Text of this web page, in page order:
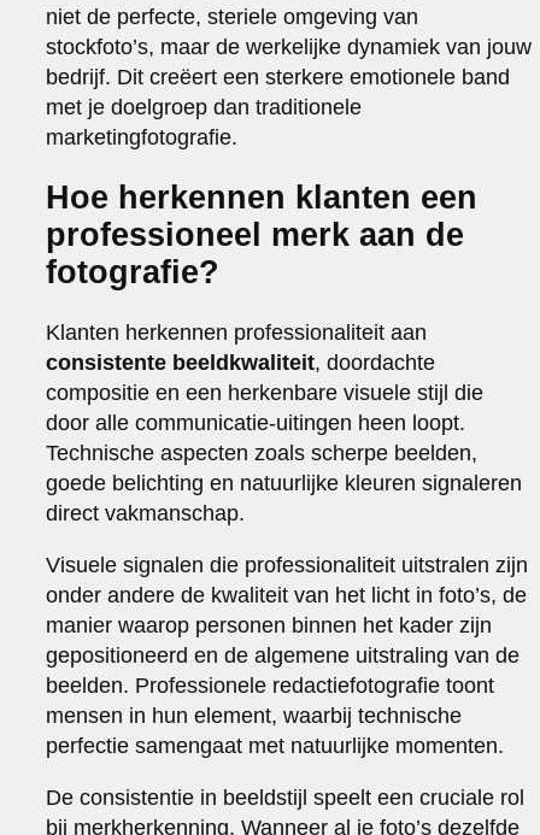
niet de perfecte, steriele omgeving van
stockfoto’s, maar de werkelijke dynamiek van jouw
bedrijf. Dit creëert een sterkere emotionele band
met je doelgroep dan traditionele
marketingfotografie.
Hoe herkennen klanten een
professioneel merk aan de
fotografie?
Klanten herkennen professionaliteit aan
consistente beeldkwaliteit, doordachte
compositie en een herkenbare visuele stijl die
door alle communicatie-uitingen heen loopt.
Technische aspecten zoals scherpe beelden,
goede belichting en natuurlijke kleuren signaleren
direct vakmanschap.
Visuele signalen die professionaliteit uitstralen zijn
onder andere de kwaliteit van het licht in foto’s, de
manier waarop personen binnen het kader zijn
gepositioneerd en de algemene uitstraling van de
beelden. Professionele redactiefotografie toont
mensen in hun element, waarbij technische
perfectie samengaat met natuurlijke momenten.
De consistentie in beeldstijl speelt een cruciale rol
bij merkherkenning. Wanneer al je foto’s dezelfde